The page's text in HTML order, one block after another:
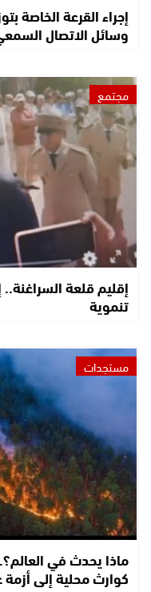
إجراء القرعة الخاصة
وسائل الاتصال
مجتمع
إقليم قلعة
تنموية
مستجدات
ماذا يحدث في
كوارث محلية إلى أزمة